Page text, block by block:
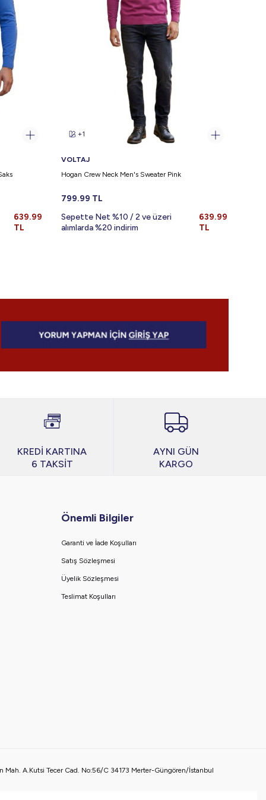
639.99
TL
+1
VOLTAJ
Hogan Crew Neck Men's Sweater Pink
799.99 TL
Sepette Net %10 / 2 ve üzeri
alımlarda %20 indirim
639.99
TL
KREDİ KARTINA
6 TAKSİT
AYNI GÜN
KARGO
Önemli Bilgiler
Garanti ve İade Koşulları
Satış Sözleşmesi
Üyelik Sözleşmesi
Teslimat Koşulları
Mah. A.Kutsi Tecer Cad. No:56/C 34173 Merter-Güngören/İstanbul